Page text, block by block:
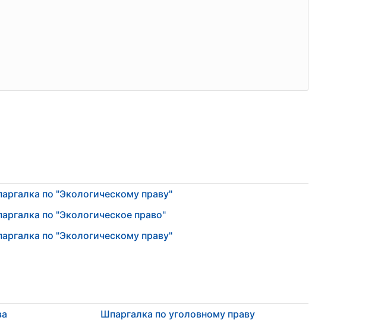
по "Экологическому праву"
по "Экологическое право"
по "Экологическому праву"
Шпаргалка по уголовному праву